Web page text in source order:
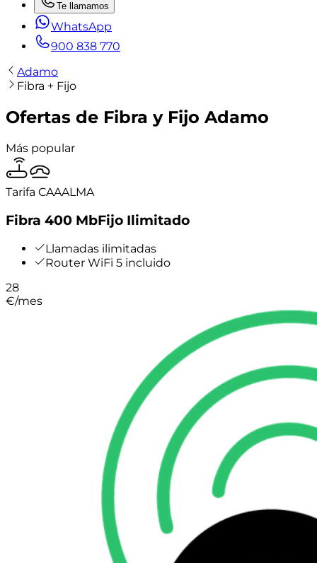
Te llamamos
WhatsApp
900 838 770
Adamo
Fibra + Fijo
Ofertas de Fibra y Fijo Adamo
Más popular
Tarifa CAAALMA
Fibra 400 MbFijo Ilimitado
Llamadas ilimitadas
Router WiFi 5 incluido
28
€/mes